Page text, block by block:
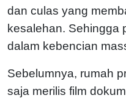
dan culas yang
kesalehan. Sehingga
dalam kebencian
Sebelumnya, rumah
saja merilis film